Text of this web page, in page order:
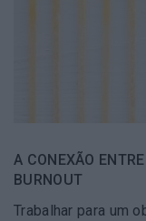
A CONEXÃO
BURNOUT
Trabalhar para um